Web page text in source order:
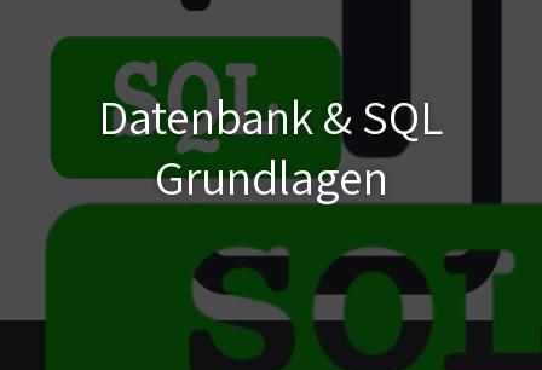
Datenbank & SQL
Grundlagen